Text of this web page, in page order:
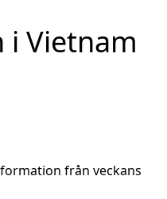
i Vietnam
från veckans